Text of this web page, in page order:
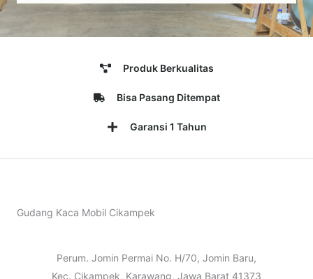
Produk Berkualitas
Bisa Pasang Ditempat
Garansi 1 Tahun
Gudang Kaca Mobil Cikampek
Perum. Jomin Permai No. H/70, Jomin Baru,
Kec. Cikampek, Karawang, Jawa Barat 41373